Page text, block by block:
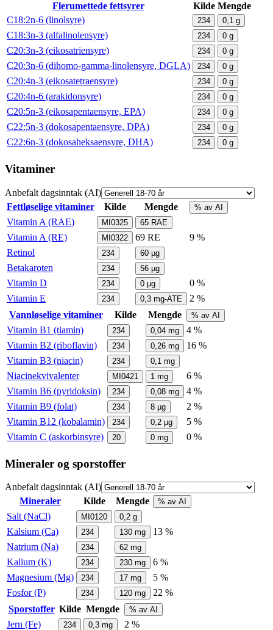
Flerumettede fettsyrer Kilde Mengde
C18:2n-6 (linolsyre)
234 0,1 g
C18:3n-3 (alfalinolensyre) 234 0 g
C20:3n-3 (eikosatriensyre) 234 0 g
C20:3n-6 (dihomo-gamma-linolensyre, DGLA) 234 0 g
C20:4n-3 (eikosatetraensyre) 234 0 g
C20:4n-6 (arakidonsyre) 234 0 g
C20:5n-3 (eikosapentaensyre, EPA) 234 0 g
C22:5n-3 (dokosapentaensyre, DPA) 234 0 g
C22:6n-3 (dokosaheksaensyre, DHA) 234 0 g
Vitaminer
Anbefalt dagsinntak (AI)
Fettløselige vitaminer
Kilde Mengde % av AI
Vitamin A (RAE) MI0325 65 RAE
Vitamin A (RE) MI0322 69 RE
9 %
Retinol
234 60 µg
Betakaroten 234 56 µg
Vitamin D 234 0 µg
0 %
Vitamin E
234 0,3 mg-ATE
2 %
Vannløselige vitaminer
Kilde Mengde % av AI
Vitamin B1 (tiamin) 234 0,04 mg
4 %
Vitamin B2 (riboflavin)
234 0,26 mg
16 %
Vitamin B3 (niacin)
234 0,1 mg
Niacinekvivalenter MI0421 1 mg
6 %
Vitamin B6 (pyridoksin)
234 0,08 mg
4 %
Vitamin B9 (folat)
234 8 µg
2 %
Vitamin B12 (kobalamin)
234 0,2 µg
5 %
Vitamin C (askorbinsyre)
20 0 mg 0 %
Mineraler og sporstoffer
Anbefalt dagsinntak (AI)
Mineraler
Kilde Mengde % av AI
Salt (NaCl) MI0120 0,2 g
Kalsium (Ca) 234 130 mg
13 %
Natrium (Na)
234 62 mg
Kalium (K) 234 230 mg
6 %
Magnesium (Mg)
234 17 mg
5 %
Fosfor (P)
234 120 mg
22 %
Sporstoffer Kilde Mengde % av AI
Jern (Fe) 234 0,3 mg 2 %